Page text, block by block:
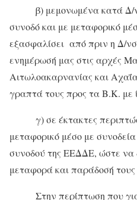
β) μεμονωμένα κατά Δ/
συνοδό και με μεταφορικό
εξασφαλίσει από πριν η Δ/
ενημέρωσή μας στις αρχές
Αιτωλοακαρνανίας και
γραπτά τους προς τα Β.Κ. με
γ) σε έκτακτες
μεταφορικό μέσο με
συνοδού της ΕΕΔΔΕ, ώστε να
μεταφορά και παράδοσή τους
Στην περίπτωση που για